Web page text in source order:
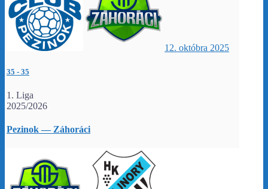
12. októbra 2025
35 - 35
1. Liga
2025/2026
Pezinok — Záhoráci